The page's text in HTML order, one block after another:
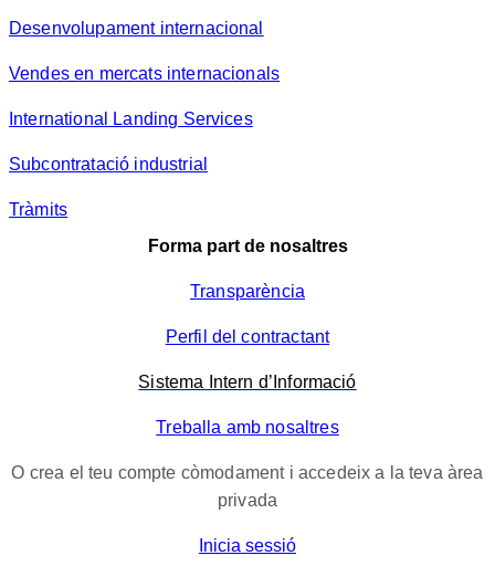
Desenvolupament internacional
Vendes en mercats internacionals
International Landing Services
Subcontratació industrial
Tràmits
Forma part de nosaltres
Transparència
Perfil del contractant
Sistema Intern d’Informació
Treballa amb nosaltres
O crea el teu compte còmodament i accedeix a la teva àrea
privada
Inicia sessió